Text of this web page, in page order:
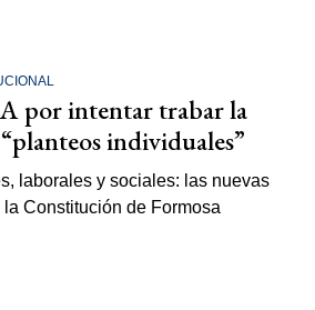
por intentar trabar la
individuales”